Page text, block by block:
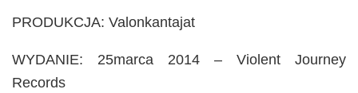
PRODUKCJA: Valonkantajat
WYDANIE: 25marca 2014 – Violent Journey
Records